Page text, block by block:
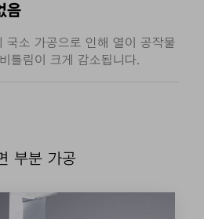
음
국소 가공으로 인해 열이 공작물
틀림이 크게 감소됩니다.
부분 가공